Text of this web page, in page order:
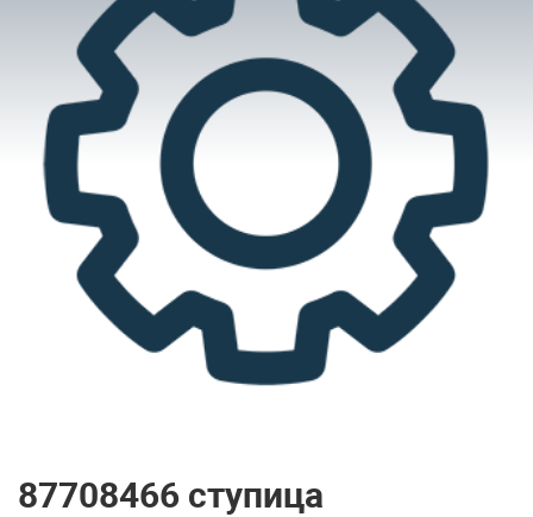
87708466 ступица